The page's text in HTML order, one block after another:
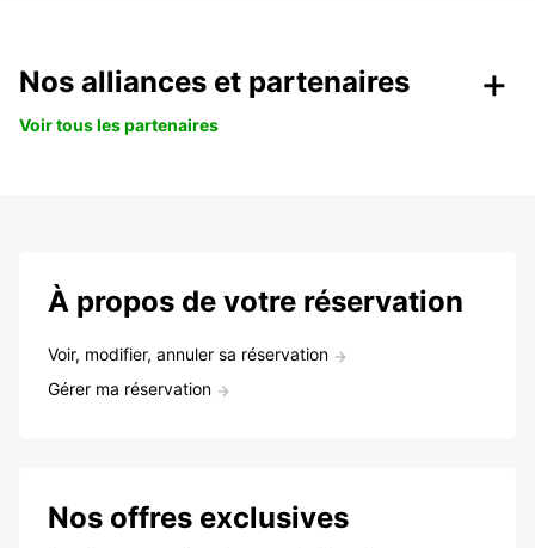
Nos alliances et partenaires
Voir tous les partenaires
À propos de votre réservation
Voir, modifier, annuler sa réservation
Gérer ma réservation
Nos offres exclusives